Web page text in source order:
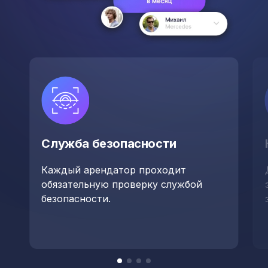
Служба безопасности
Каждый арендатор проходит
обязательную проверку службой
безопасности.
itemitem
itemitem